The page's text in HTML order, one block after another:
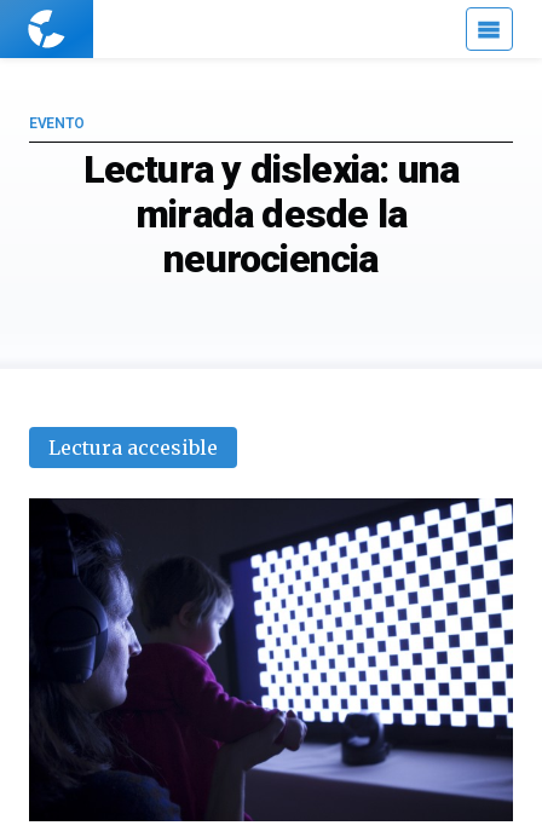
Cuaderno
Lectura y dislexia: una
mirada desde la
neurociencia
EVENTO
Lectura accesible